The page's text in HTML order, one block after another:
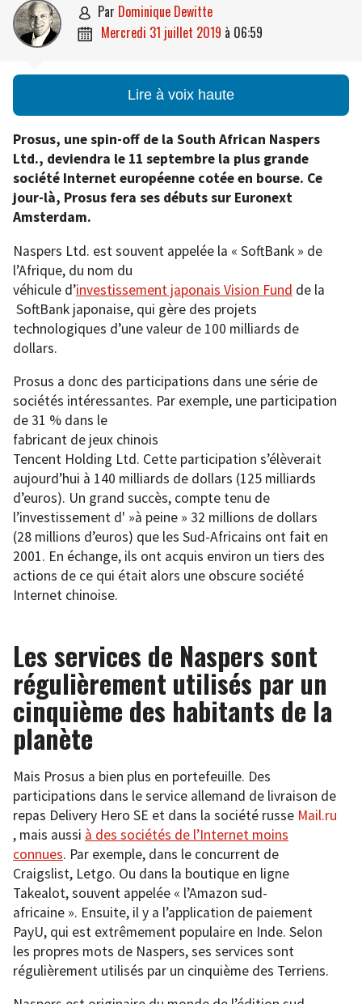
 par Dominique Dewitte
 mercredi 31 juillet 2019 à 06:59
Lire à voix haute
Prosus, une spin-off de la South African Naspers
Ltd., deviendra le 11 septembre la plus grande
société Internet européenne cotée en bourse. Ce
jour-là, Prosus fera ses débuts sur Euronext
Amsterdam.
Naspers Ltd. est souvent appelée la « SoftBank » de
l’Afrique, du nom du
véhicule d’investissement japonais Vision Fund de la
SoftBank japonaise, qui gère des projets
technologiques d’une valeur de 100 milliards de
dollars.
Prosus a donc des participations dans une série de
sociétés intéressantes. Par exemple, une participation
de 31 % dans le
fabricant de jeux chinois
Tencent Holding Ltd. Cette participation s’élèverait
aujourd’hui à 140 milliards de dollars (125 milliards
d’euros). Un grand succès, compte tenu de
l’investissement d' »à peine » 32 millions de dollars
(28 millions d’euros) que les Sud-Africains ont fait en
2001. En échange, ils ont acquis environ un tiers des
actions de ce qui était alors une obscure société
Internet chinoise.
Les services de Naspers sont
régulièrement utilisés par un
cinquième des habitants de la
planète
Mais Prosus a bien plus en portefeuille. Des
participations dans le service allemand de livraison de
repas Delivery Hero SE et dans la société russe Mail.ru
, mais aussi à des sociétés de l’Internet moins
connues. Par exemple, dans le concurrent de
Craigslist, Letgo. Ou dans la boutique en ligne
Takealot, souvent appelée « l’Amazon sud-
africaine ». Ensuite, il y a l’application de paiement
PayU, qui est extrêmement populaire en Inde. Selon
les propres mots de Naspers, ses services sont
régulièrement utilisés par un cinquième des Terriens.